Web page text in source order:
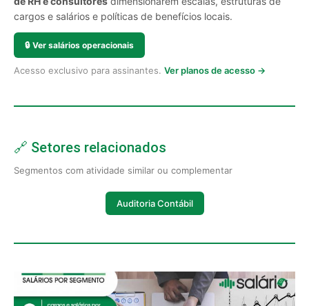
cargos e salários e políticas de benefícios locais.
🔒 Ver salários operacionais
Acesso exclusivo para assinantes. Ver planos de acesso →
🔗 Setores relacionados
Segmentos com atividade similar ou complementar
Auditoria Contábil